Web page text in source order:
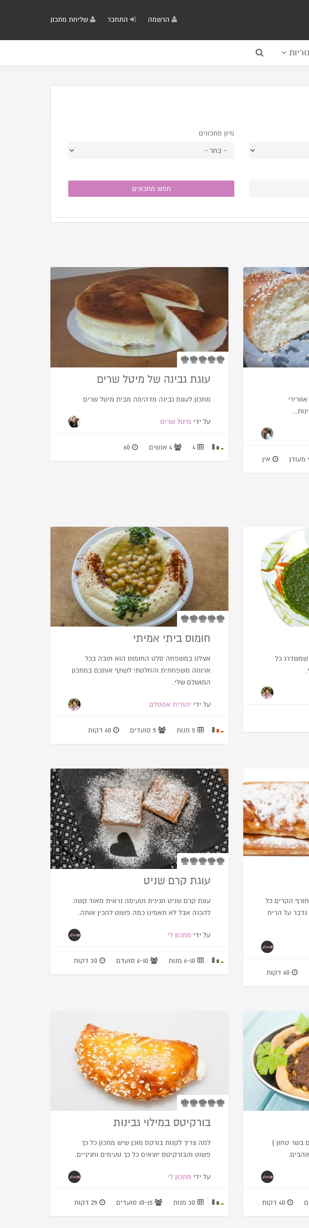
הרשמה התחבר שליחת מתכון
מיון מתכונים
חפש מתכונים
מעודן אין
עוגת גבינה של מיטל שרים
מתכון לעוגת גבינה מדהימה מבית מיטל שרים
על ידי מיטל שרים
שמשדרג כל
חומוס ביתי אמיתי
אצלנו במשפחה סלט החומוס הוא חובה בכל
ארוחה משפחתית והחלטתי לשתף אותכם במתכון
המושלם שלי.
על ידי יהודית אמסלם
הקרים כל
על הריח
עוגת קרם שניט
עוגת קרם שניט חגיגית וטעימה נראית מאוד קשה
להכנה אבל לא תאמינו כמה פשוט להכין אותה.
על ידי מתכון לי
בשר טחון )
בורקיטס במילוי גבינות
למה צריך לקנות בורקס מוכן שיש מתכון כל כך
פשוט והבורקיטס יוצאים כל כך טעימים וחגיגיים.
על ידי מתכון לי